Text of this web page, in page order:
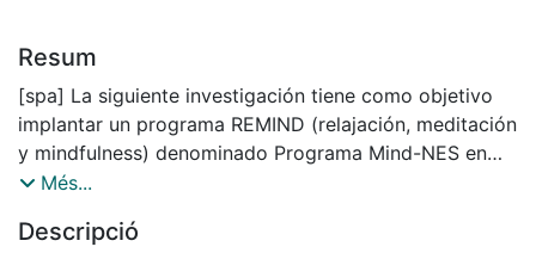
Resum
[spa] La siguiente investigación tiene como objetivo
implantar un programa REMIND (relajación, meditación
y mindfulness) denominado Programa Mind-NES en
alumnos de escuela de educación especial y averiguar
gestión de emociones, incluida la agresividad, en dicha
Més...
Descripció